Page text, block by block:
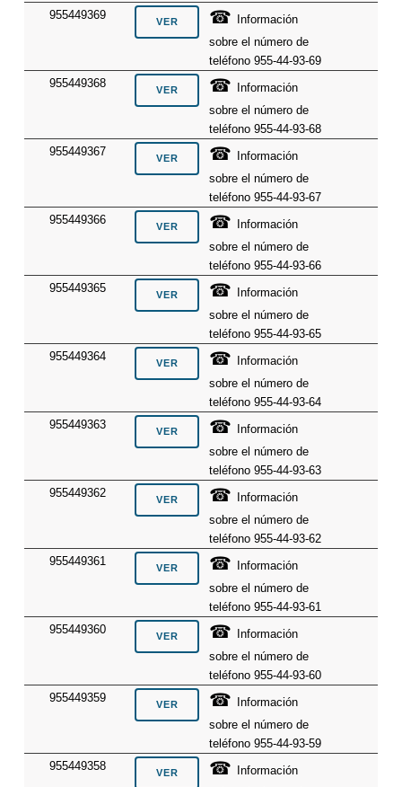
955449369
☎ Información
sobre el número de
teléfono 955-44-93-69
955449368
☎ Información
sobre el número de
teléfono 955-44-93-68
955449367
☎ Información
sobre el número de
teléfono 955-44-93-67
955449366
☎ Información
sobre el número de
teléfono 955-44-93-66
955449365
☎ Información
sobre el número de
teléfono 955-44-93-65
955449364
☎ Información
sobre el número de
teléfono 955-44-93-64
955449363
☎ Información
sobre el número de
teléfono 955-44-93-63
955449362
☎ Información
sobre el número de
teléfono 955-44-93-62
955449361
☎ Información
sobre el número de
teléfono 955-44-93-61
955449360
☎ Información
sobre el número de
teléfono 955-44-93-60
955449359
☎ Información
sobre el número de
teléfono 955-44-93-59
955449358
☎ Información